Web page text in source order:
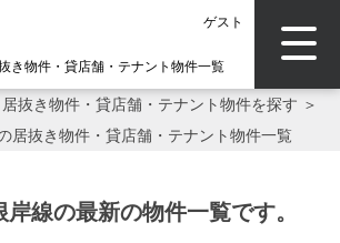
ゲスト
き物件・貸店舗・テナント物件一覧
居抜き物件・貸店舗・テナント物件を探す ＞
居抜き物件・貸店舗・テナント物件一覧
線の最新の物件一覧です。